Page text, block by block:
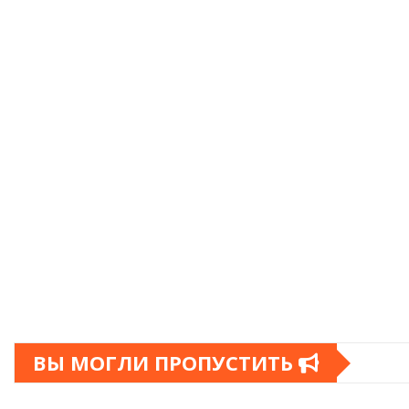
ВЫ МОГЛИ ПРОПУСТИТЬ